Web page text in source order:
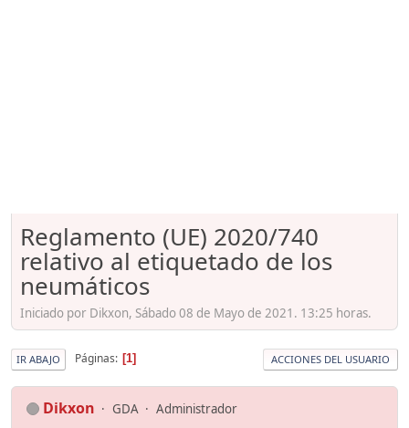
Reglamento (UE) 2020/740
relativo al etiquetado de los
neumáticos
Iniciado por Dikxon, Sábado 08 de Mayo de 2021. 13:25 horas.
IR ABAJO Páginas 1 ACCIONES DEL USUARIO
Dikxon GDA Administrador